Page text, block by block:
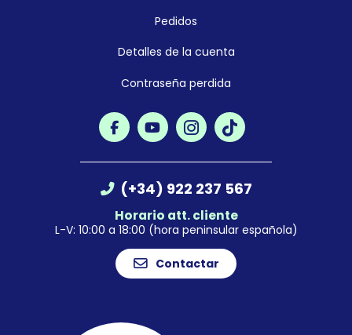
Pedidos
Detalles de la cuenta
Contraseña perdida
(+34) 922 237 567
Horario att. cliente
L-V: 10:00 a 18:00 (hora peninsular española)
Contactar